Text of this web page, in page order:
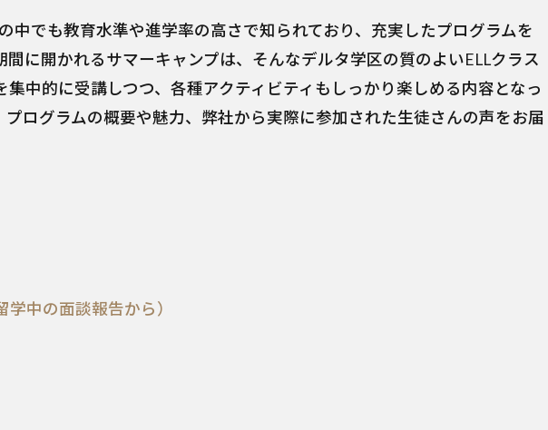
中でも教育水準や進学率の高さで知られており、充実したプログラムを
に開かれるサマーキャンプは、そんなデルタ学区の質のよいELLクラス
集中的に受講しつつ、各種アクティビティもしっかり楽しめる内容となっ
プログラムの概要や魅力、弊社から実際に参加された生徒さんの声をお届
中の面談報告から）